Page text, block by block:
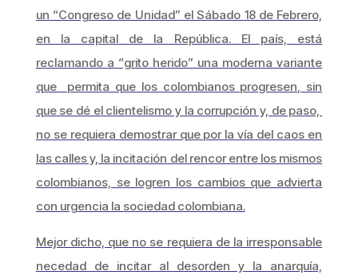
un “Congreso de Unidad” el Sábado 18 de Febrero,
en la capital de la República. El país, está
reclamando a “grito herido” una moderna variante
que permita que los colombianos progresen, sin
que se dé el clientelismo y la corrupción y, de paso,
no se requiera demostrar que por la vía del caos en
las calles y, la incitación del rencor entre los mismos
colombianos, se logren los cambios que advierta
con urgencia la sociedad colombiana.
Mejor dicho, que no se requiera de la irresponsable
necedad de incitar al desorden y la anarquía,